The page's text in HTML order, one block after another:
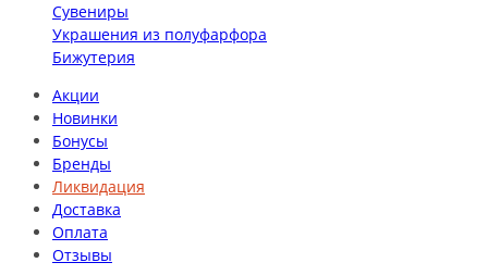
Сувениры
Украшения из полуфарфора
Бижутерия
Акции
Новинки
Бонусы
Бренды
Ликвидация
Доставка
Оплата
Отзывы